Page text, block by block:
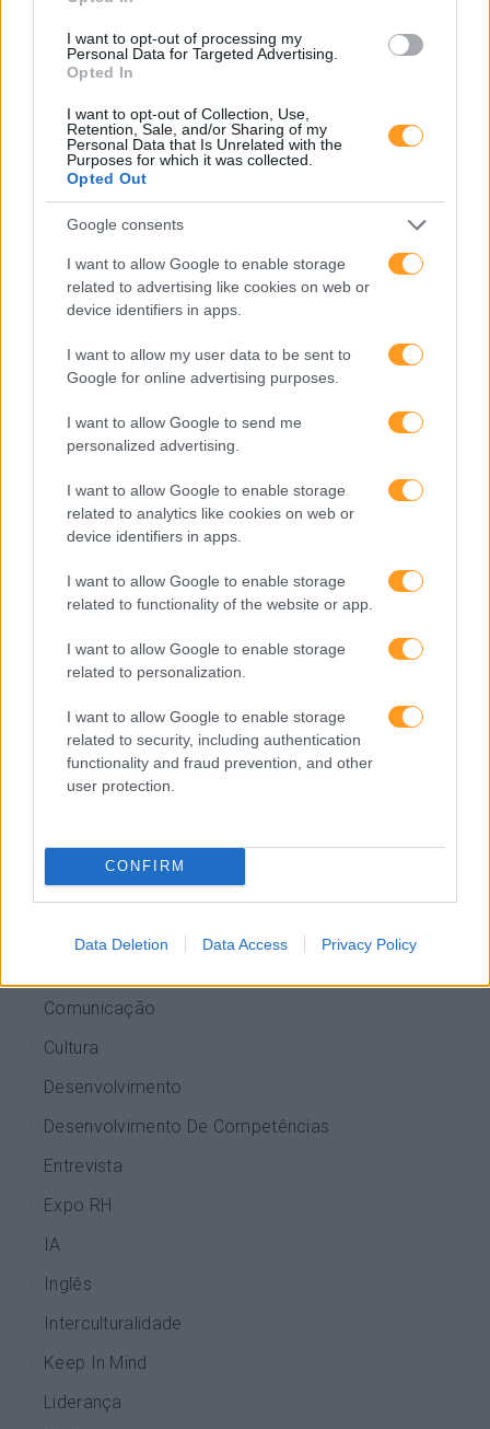
I want to opt-out of processing my
Personal Data for Targeted Advertising.
Opted In
I want to opt-out of Collection, Use,
Retention, Sale, and/or Sharing of my
Personal Data that Is Unrelated with the
Purposes for which it was collected.
Opted Out
Google consents
I want to allow Google to enable storage
related to advertising like cookies on web or
device identifiers in apps.
I want to allow my user data to be sent to
Google for online advertising purposes.
I want to allow Google to send me
personalized advertising.
I want to allow Google to enable storage
related to analytics like cookies on web or
device identifiers in apps.
I want to allow Google to enable storage
related to functionality of the website or app.
I want to allow Google to enable storage
related to personalization.
I want to allow Google to enable storage
related to security, including authentication
functionality and fraud prevention, and other
user protection.
CONFIRM
Data Deletion Data Access Privacy Policy
Neuroaprendizagem
2020 O Ano De Todas As
Pesquisa
Categorias Blog
Aprendizagem
Comunicação
Cultura
Desenvolvimento
Desenvolvimento De Competências
Entrevista
Expo RH
IA
Inglês
Interculturalidade
Keep In Mind
Liderança